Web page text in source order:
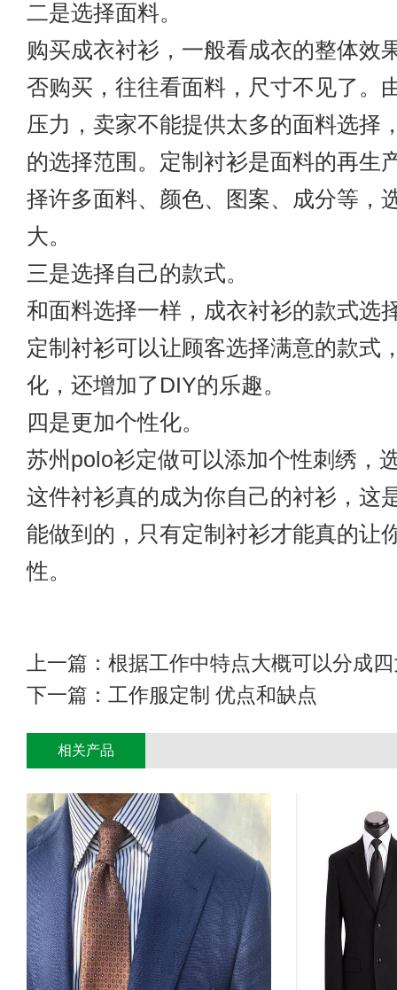
二是选择面料。
购买成衣衬衫，一般看成衣的整体效
否购买，往往看面料，尺寸不见了。
压力，卖家不能提供太多的面料选择
的选择范围。定制衬衫是面料的再生
择许多面料、颜色、图案、成分等，
大。
三是选择自己的款式。
和面料选择一样，成衣衬衫的款式选
定制衬衫可以让顾客选择满意的款式
化，还增加了DIY的乐趣。
四是更加个性化。
苏州polo衫定做可以添加个性刺绣，
这件衬衫真的成为你自己的衬衫，这
能做到的，只有定制衬衫才能真的让
性。
上一篇： 根据工作中特点大概可以分成
下一篇： 工作服定制 优点和缺点
相关产品